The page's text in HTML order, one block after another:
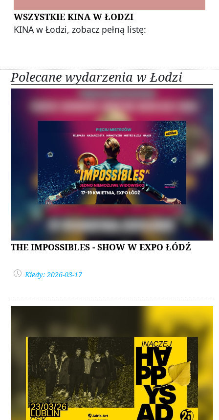
WSZYSTKIE KINA W ŁODZI
KINA w Łodzi, zobacz pełną listę:
Polecane wydarzenia w Łodzi
THE IMPOSSIBLES - SHOW W EXPO ŁÓDŹ
Kiedy: 2026-03-17